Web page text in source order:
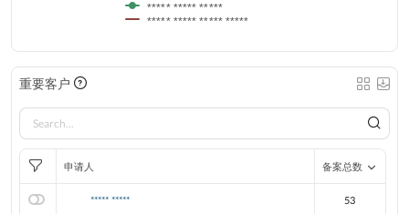
***** ***** *****
***** ***** ***** *****
重要客户
申请人 备案总数
***** ***** 53